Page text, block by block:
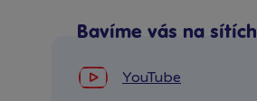
Bavíme vás na sítích
YouTube